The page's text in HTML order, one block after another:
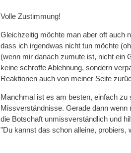
Volle Zustimmung!
Gleichzeitig möchte man aber oft auch
dass ich irgendwas nicht tun möchte
(wenn mir danach zumute ist, nicht ein
keine schroffe Ablehnung, sondern
Reaktionen auch von meiner Seite
Manchmal ist es am besten, einfach
Missverständnisse. Gerade dann
die Botschaft unmissverständlich und
"Du kannst das schon alleine,